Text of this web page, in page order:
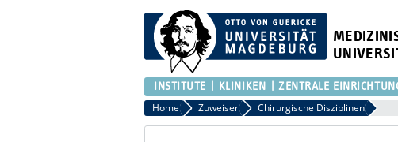
INSTITUTE KLINIKEN ZENTRALE
Home Zuweiser Chirurgische Disziplinen